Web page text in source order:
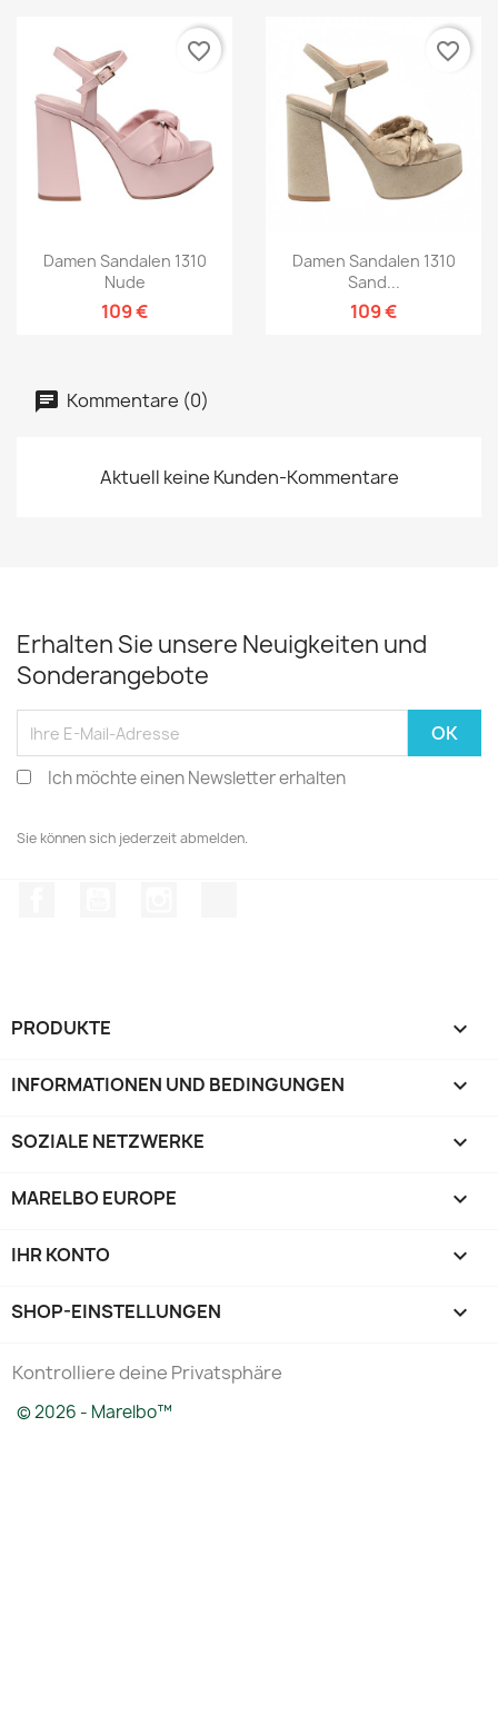
Damen Sandalen 1310
Nude
109 €
favorite_border
Damen Sandalen 1310
Sand...
109 €
favorite_border
Kommentare (0)
Aktuell keine Kunden-Kommentare
Erhalten Sie unsere Neuigkeiten und
Sonderangebote
Ich möchte einen Newsletter erhalten
Sie können sich jederzeit abmelden.
PRODUKTE 
INFORMATIONEN UND BEDINGUNGEN 
SOZIALE NETZWERKE 
MARELBO EUROPE 
IHR KONTO 
SHOP-EINSTELLUNGEN keyboard_arrow_down
Kontrolliere deine Privatsphäre
© 2026 - Marelbo™